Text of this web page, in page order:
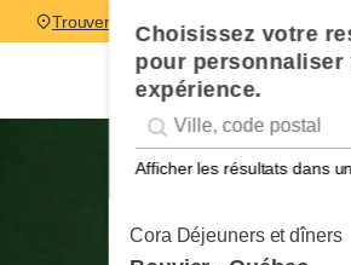
Choisissez votre
pour personnaliser
expérience.
Geolocation
Géolocalisation
Afficher les résultats dans
Cora Déjeuners et dîners
Trouver un restaurant